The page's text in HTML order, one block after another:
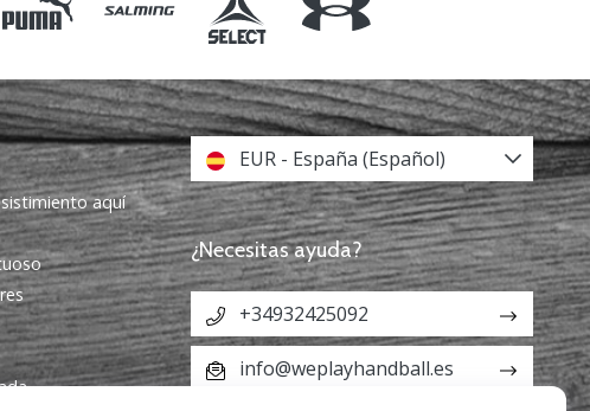
aquí
EUR - España (Español)
¿Necesitas ayuda?
+34932425092
info@weplayhandball.es